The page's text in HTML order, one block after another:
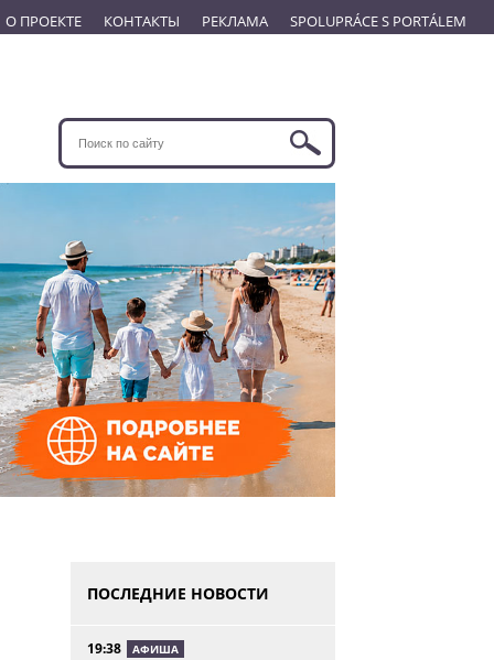
О ПРОЕКТЕ КОНТАКТЫ РЕКЛАМА SPOLUPRÁCE S PORTÁLEM
ПОСЛЕДНИЕ НОВОСТИ
19:38 АФИША